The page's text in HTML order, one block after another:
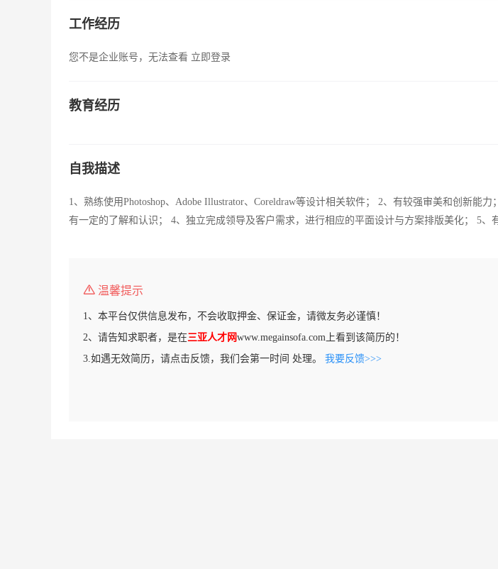
工作经历
您不是企业账号，无法查看 立即登录
教育经历
自我描述
1、熟练使用Photoshop、Adobe Illustrator、Coreldraw等设计相关软件； 2、有较强审美和创新能
有一定的了解和认识； 4、独立完成领导及客户需求，进行相应的平面设计与方案排版美化； 5、
温馨提示
1、本平台仅供信息发布，不会收取押金、保证金，请微友务必谨慎！
2、请告知求职者，是在三亚人才网www.megainsofa.com上看到该简历的！
3.如遇无效简历，请点击反馈，我们会第一时间 处理。 我要反馈>>>